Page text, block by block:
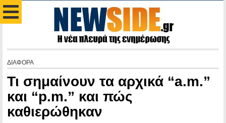
ΔΙΑΦΟΡΑ
Τι σημαίνουν τα αρχικά “a.m.”
και “p.m.” και πώς
καθιερώθηκαν